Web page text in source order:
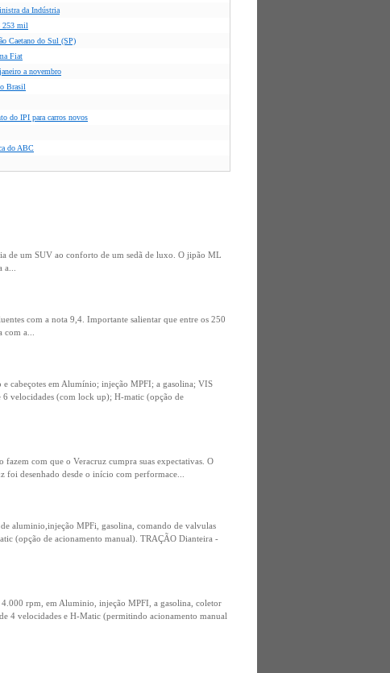
da Indústria
253 mil
Caetano do Sul (SP)
Fiat
a novembro
Brasil
do IPI para carros novos
do ABC
de um SUV ao conforto de um sedã de luxo. O jipão ML
com a nota 9,4. Importante salientar que entre os 250
a...
cabeçotes em Alumínio; injeção MPFI; a gasolina; VIS
velocidades (com lock up); H-matic (opção de
com que o Veracruz cumpra suas expectativas. O
foi desenhado desde o início com performace...
aluminio,injeção MPFi, gasolina, comando de valvulas
(opção de acionamento manual). TRAÇÃO Dianteira -
rpm, em Aluminio, injeção MPFI, a gasolina, coletor
4 velocidades e H-Matic (permitindo acionamento manual